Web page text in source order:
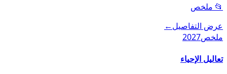
📂 ملخص
عرض التفاصيل←
ملخص2027
تعاليل الإحياء